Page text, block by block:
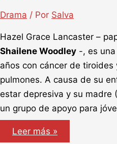
Drama / Por Salva
Hazel Grace Lancaster –
Shailene Woodley -, es
años con cáncer de tiroides
pulmones. A causa de su
estar depresiva y su madre
un grupo de apoyo para
Bajo
la
Leer más »